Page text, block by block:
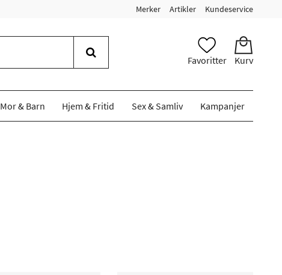
Merker Artikler Kundeservice
Favoritter Kurv
Mor & Barn Hjem & Fritid Sex & Samliv Kampanjer